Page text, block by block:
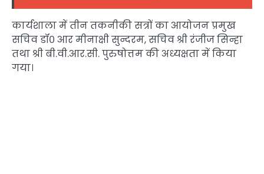
कार्यशाला में तीन तकनीकी सत्रों का आयोजन प्रमुख
सचिव डॉ० आर मीनाक्षी सुन्दरम, सचिव श्री रंजीज सिन्हा
तथा श्री बी.वी.आर.सी. पुरुषोत्तम की अध्यक्षता में किया
गया।